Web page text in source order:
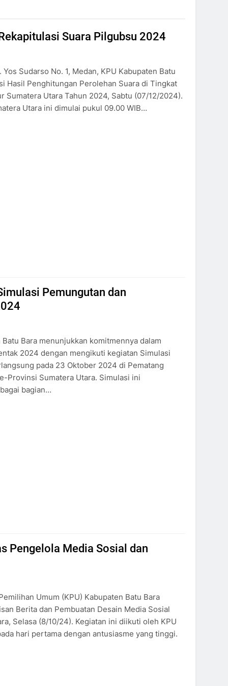
Suara Pilgubsu 2024
Sudarso No. 1, Medan, KPU Kabupaten Batu
Hasil Penghitungan Perolehan Suara di Tingkat
Sumatera Utara Tahun 2024, Sabtu (07/12/2024).
Utara ini dimulai pukul 09.00 WIB…
Pemungutan dan
Bara menunjukkan komitmennya dalam
2024 dengan mengikuti kegiatan Simulasi
pada 23 Oktober 2024 di Pematang
Provinsi Sumatera Utara. Simulasi ini
bagian…
Pengelola Media Sosial dan
Umum (KPU) Kabupaten Batu Bara
Berita dan Pembuatan Desain Media Sosial
Selasa (8/10/24). Kegiatan ini diikuti oleh KPU
hari pertama dengan antusiasme yang tinggi.